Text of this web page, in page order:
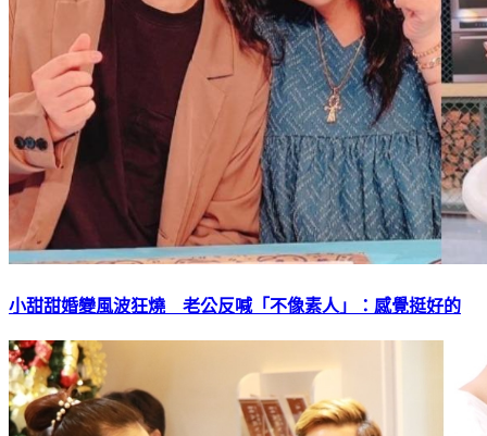
小甜甜婚變風波狂燒 老公反喊「不像素人」：感覺挺好的